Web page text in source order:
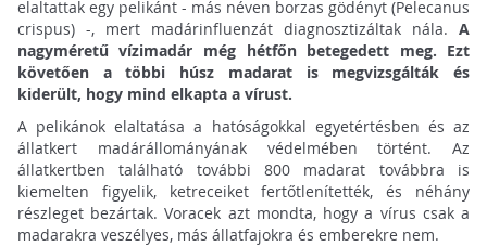
elaltattak egy pelikánt - más néven borzas gödényt (Pelecanus
crispus) -, mert madárinfluenzát diagnosztizáltak nála.A
nagyméretű vízimadár még hétfőn betegedett meg. Ezt
követően a többi húsz madarat is megvizsgálták és
kiderült, hogy mind elkapta a vírust.
A pelikánok elaltatása a hatóságokkal egyetértésben és az
állatkert madárállományának védelmében történt. Az
állatkertben található további 800 madarat továbbra is
kiemelten figyelik, ketreceiket fertőtlenítették, és néhány
részleget bezártak. Voracek azt mondta, hogy a vírus csak a
madarakra veszélyes, más állatfajokra és emberekre nem.